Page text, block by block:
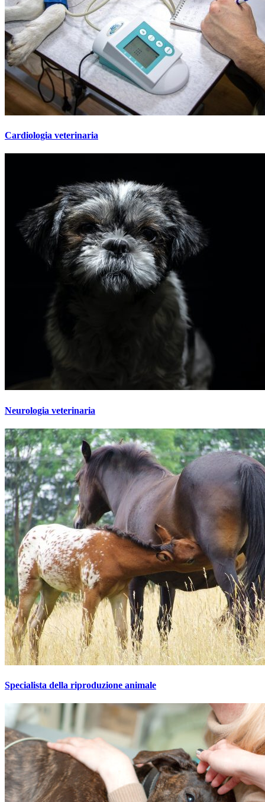
Cardiologia veterinaria
Neurologia veterinaria
Specialista della riproduzione animale